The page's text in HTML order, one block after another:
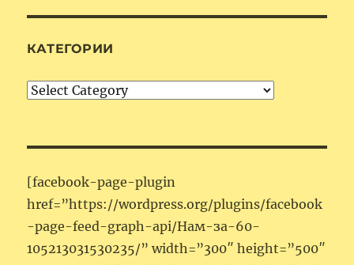
КАТЕГОРИИ
Категории
[facebook-page-plugin
href=”https://wordpress.org/plugins/facebook
-page-feed-graph-api/Нам-за-60-
105213031530235/” width=”300″ height=”500″